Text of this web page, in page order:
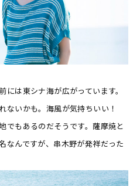
は東シナ海が広がっています。
ないかも。海風が気持ちいい！
でもあるのだそうです。薩摩焼と
なんですが、串木野が発祥だった